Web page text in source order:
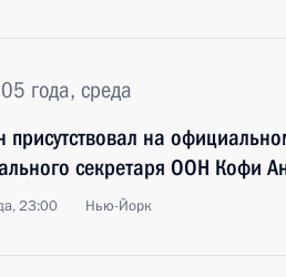
года, среда
присутствовал на
секретаря ООН Кофи
23:00 Нью-Йорк